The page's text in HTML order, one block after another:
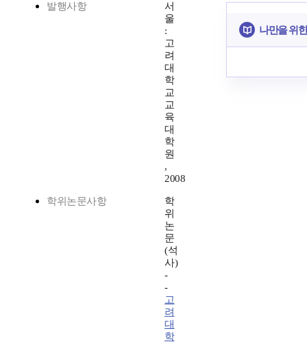
발행사항
서
울
:
고
려
대
학
교
교
육
대
학
원
,
2008
학위논문사항
학
위
논
문
(석
사)
-
-
고
려
대
학
나만을 위